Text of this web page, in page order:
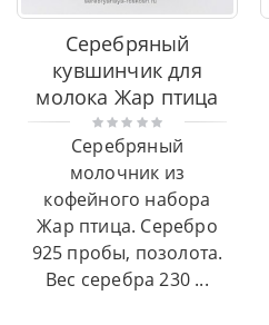
Серебряный
кувшинчик для
молока Жар птица
Серебряный
молочник из
кофейного набора
Жар птица. Серебро
925 пробы, позолота.
Вес серебра 230 ...